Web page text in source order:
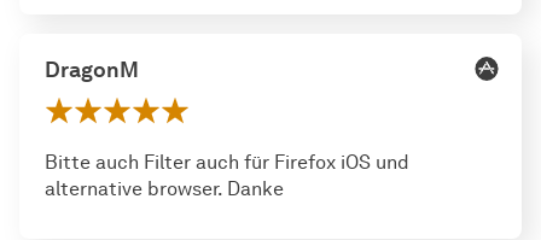
DragonM
Bitte auch Filter auch für Firefox iOS und
alternative browser. Danke